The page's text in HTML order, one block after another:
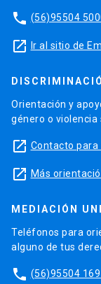
phone (56)95504
launch Ir al sitio de
Orientación y
género o violencia
launch Contacto para
launch Más
MEDIACIÓN
Teléfonos para
alguno de tus
phone (56)95504